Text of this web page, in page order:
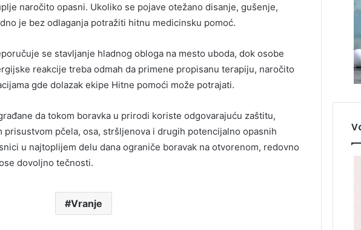
naročito opasni. Ukoliko se pojave otežano disanje, gušenje,
je bez odlaganja potražiti hitnu medicinsku pomoć.
se stavljanje hladnog obloga na mesto uboda, dok osobe
reakcije treba odmah da primene propisanu terapiju, naročito
gde dolazak ekipe Hitne pomoći može potrajati.
da tokom boravka u prirodi koriste odgovarajuću zaštitu,
prisustvom pčela, osa, stršljenova i drugih potencijalno opasnih
u najtoplijem delu dana ograniče boravak na otvorenom, redovno
dovoljno tečnosti.
Vranje